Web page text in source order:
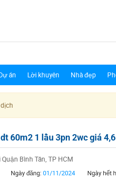
án Lời khuyên Nhà đẹp
60m2 1 lầu 3pn 2wc giá
Quận Bình Tân, TP HCM
Ngày đăng:01/11/2024 Ngày hết